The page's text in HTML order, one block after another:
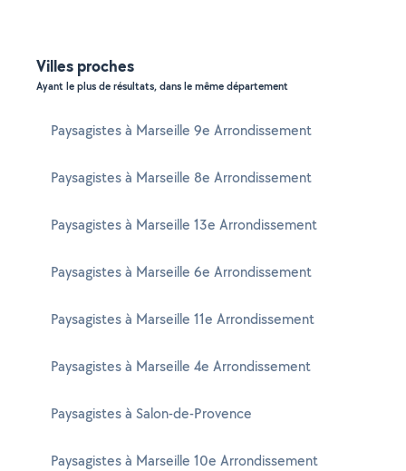
Villes proches
Ayant le plus de résultats, dans le même département
Paysagistes à Marseille 9e Arrondissement
Paysagistes à Marseille 8e Arrondissement
Paysagistes à Marseille 13e Arrondissement
Paysagistes à Marseille 6e Arrondissement
Paysagistes à Marseille 11e Arrondissement
Paysagistes à Marseille 4e Arrondissement
Paysagistes à Salon-de-Provence
Paysagistes à Marseille 10e Arrondissement